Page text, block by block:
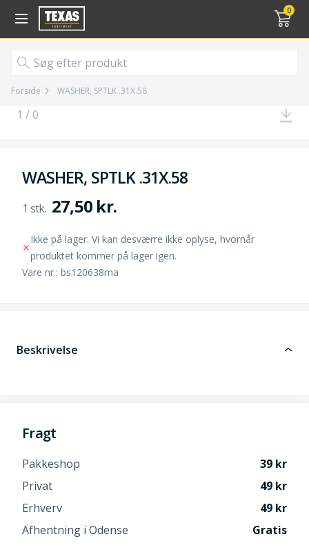
0
Gå til kurv (
Forside WASHER, SPTLK .31X.58
1 / 0
WASHER, SPTLK .31X.58
27,50 kr.
Ikke på lager. Vi kan desværre ikke oplyse, hvornår
produktet kommer på lager igen.
Vare nr.: bs120638ma
Beskrivelse
Fragt
Pakkeshop
39
Privat
49
Erhverv
49
Afhentning i Odense
Gratis